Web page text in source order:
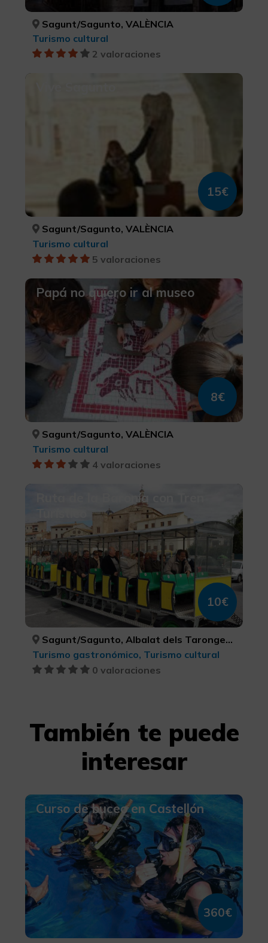
Sagunt/Sagunto, VALÈNCIA
Turismo cultural
2 valoraciones
15€
Sagunt/Sagunto, VALÈNCIA
Turismo cultural
5 valoraciones
Papá no quiero ir al museo
8€
Sagunt/Sagunto, VALÈNCIA
Turismo cultural
4 valoraciones
Ruta de la Baronía con Tren
Turístico
10€
Sagunt/Sagunto, Albalat dels Tarongers, Gilet, Petrés, VALÈNCIA, VALÈNCIA, VALÈNCIA, VALÈNCIA
Turismo gastronómico, Turismo cultural
0 valoraciones
También te puede
interesar
Curso de buceo en Castellón
360€